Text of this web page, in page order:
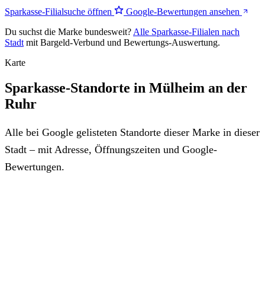
Sparkasse-Filialsuche öffnen
Google-Bewertungen ansehen
Du suchst die Marke bundesweit? Alle Sparkasse-Filialen nach
Stadt mit Bargeld-Verbund und Bewertungs-Auswertung.
Karte
Sparkasse-Standorte in Mülheim an der
Ruhr
Alle bei Google gelisteten Standorte dieser Marke in dieser
Stadt – mit Adresse, Öffnungszeiten und Google-
Bewertungen.